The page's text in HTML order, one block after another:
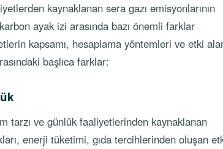
kaynaklanan sera gazı emisyonlarının
ayak izi arasında bazı önemli farklar
kapsamı, hesaplama yöntemleri ve etki
başlıca farklar:
tarzı ve günlük faaliyetlerinden kaynaklanan
enerji tüketimi, gıda tercihlerinden oluşan